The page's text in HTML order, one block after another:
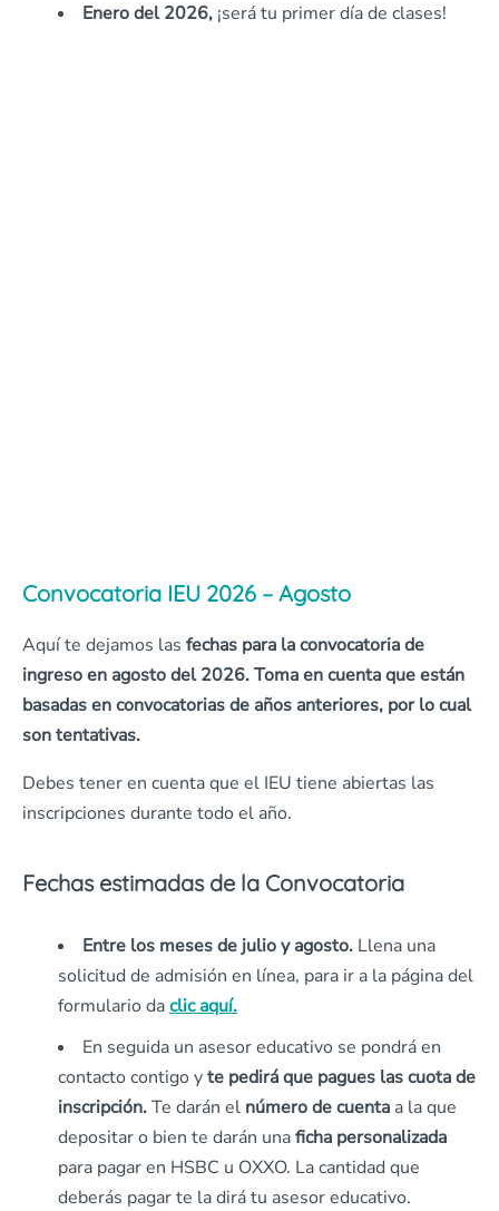
Enero del 2026, ¡será tu primer día de clases!
Convocatoria IEU 2026 – Agosto
Aquí te dejamos las fechas para la convocatoria de
ingreso en agosto del 2026. Toma en cuenta que están
basadas en convocatorias de años anteriores, por lo cual
son tentativas.
Debes tener en cuenta que el IEU tiene abiertas las
inscripciones durante todo el año.
Fechas estimadas de la Convocatoria
Entre los meses de julio y agosto. Llena una
solicitud de admisión en línea, para ir a la página del
formulario daclic aquí.
En seguida un asesor educativo se pondrá en
contacto contigo yte pedirá que pagues las cuota de
inscripción.Te darán el número de cuenta a la que
depositar o bien te darán unaficha personalizada
para pagar en HSBC u OXXO. La cantidad que
deberás pagar te la dirá tu asesor educativo.